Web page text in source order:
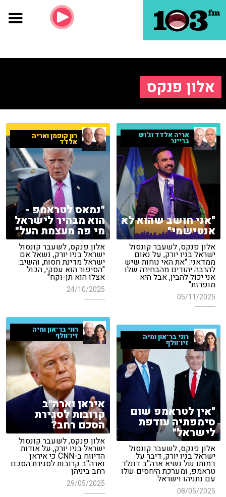
אלון פנקס
אריה אלדד וג'וש
בריינר
"אני חושב שהוא לא
אנטישמי"
אלון פנקס, לשעבר קונסול
ישראל בניו יורק, על נאום
ממדאני: "את האי נוחות שיש
להרבה יהודים מהבחירה שלו
אני יכול להבין, אבל היא
מופרזת"
05/11/2025
רון קופמן ואריה
אלדד
"נמאס לטראמפ -
הוא מבהיר לישראל
מי פה מעצמת העל"
אלון פנקס, לשעבר קונסול
ישראל בניו יורק, נשאל אם
ישראל מדינת חסות, והשיב:
"הסיפור הוא עסקי, הכול
אצלו הוא תן-וקח"
24/10/2025
רוני בר־און ומיה
זיו־וולף
איראן וארה''ב
קרובות לסגירת
הסכם רחב?
אלון פנקס, לשעבר קונסול
ישראל בניו יורק, על אודות
הדיווח ב-CNN כי איראן
וארה''ב קרובות לסגירת הסכם
רחב ביניהן
29/05/2025
רוני בר־און ומיה
זיו־וולף
"אין לטראמפ שום
סימפתיה עודפת
לישראל"
אלון פנקס, לשעבר קונסול
ישראל בניו יורק, דיבר על
דמותו של נשיא ארה''ב דונלד
טראמפ, ומערכת היחסים שלו
עם נתניהו וישראל
08/05/2025